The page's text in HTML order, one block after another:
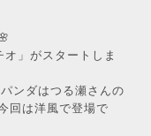
」がスタートしま
ンダはつる瀬さんの
回は洋風で登場で